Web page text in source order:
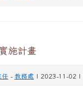
施計畫
任 - 教務處 | 2023-11-02 |